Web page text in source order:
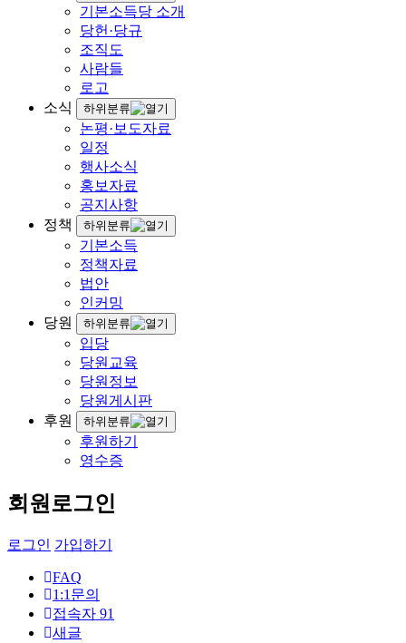
기본소득당 소개
당헌·당규
조직도
사람들
로고
소식
하위분류
논평·보도자료
일정
행사소식
홍보자료
공지사항
정책
하위분류
기본소득
정책자료
법안
인커밍
당원
하위분류
입당
당원교육
당원정보
당원게시판
후원
하위분류
후원하기
영수증
회원로그인
로그인 가입하기
FAQ
1:1문의
접속자 91
새글